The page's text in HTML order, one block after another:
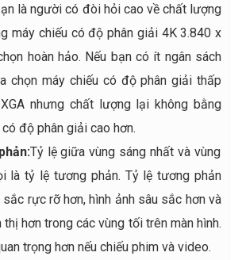
là người có đòi hỏi cao về chất lượng
máy chiếu có độ phân giải 4K 3.840 x
hoàn hảo. Nếu bạn có ít ngân sách
chọn máy chiếu có độ phân giải thấp
nhưng chất lượng lại không bằng
độ phân giải cao hơn.
Tỷ lệ giữa vùng sáng nhất và vùng
là tỷ lệ tương phản. Tỷ lệ tương phản
rực rỡ hơn, hình ảnh sâu sắc hơn và
thị hơn trong các vùng tối trên màn hình.
trọng hơn nếu chiếu phim và video.